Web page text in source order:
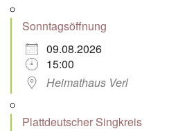
Sonntagsöffnung
09.08.2026
15:00
Heimathaus Verl
Plattdeutscher Singkreis